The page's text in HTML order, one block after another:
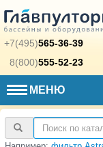
+7(495)565-36-39
8(800)555-52-23
МЕНЮ